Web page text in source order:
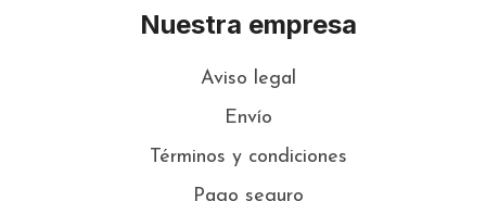
Nuestra empresa
Aviso legal
Envío
Términos y condiciones
Pago seguro